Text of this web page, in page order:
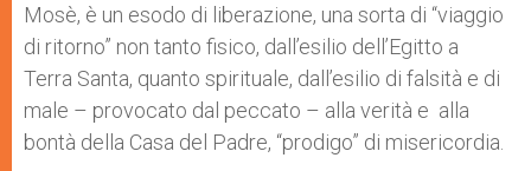
Mosè, è un esodo di liberazione, una sorta di “viaggio
di ritorno” non tanto fisico, dall’esilio dell’Egitto a
Terra Santa, quanto spirituale, dall’esilio di falsità e di
male – provocato dal peccato – alla verità e alla
bontà della Casa del Padre, “prodigo” di misericordia.